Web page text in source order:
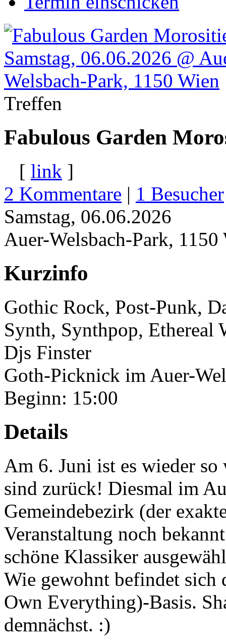
Treffen
Fabulous Garden
[ link ]
2 Kommentare | 1 Besucher
Samstag, 06.06.2026
Auer-Welsbach-Park, 1150
Kurzinfo
Gothic Rock, Post-Punk,
Synth, Synthpop, Ethereal
Djs Finster
Goth-Picknick im Auer-
Beginn: 15:00
Details
Am 6. Juni ist es wieder
sind zurück! Diesmal im
Gemeindebezirk (der
Veranstaltung noch
schöne Klassiker
Wie gewohnt befindet
Own Everything)-Basis.
demnächst. :)